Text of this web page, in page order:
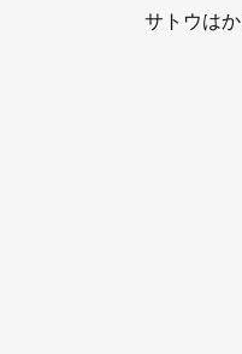
サトウは